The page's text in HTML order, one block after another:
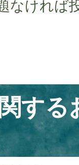
なければ
する